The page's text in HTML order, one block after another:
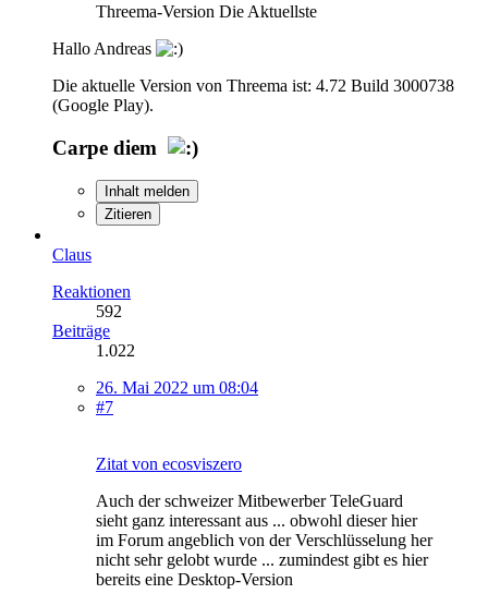
Threema-Version Die Aktuellste
Hallo Andreas
Die aktuelle Version von Threema ist: 4.72 Build 3000738
(Google Play).
Carpe diem
Inhalt melden
Zitieren
Claus
Reaktionen
592
Beiträge
1.022
26. Mai 2022 um 08:04
#7
Zitat von ecosviszero
Auch der schweizer Mitbewerber TeleGuard
sieht ganz interessant aus ... obwohl dieser hier
im Forum angeblich von der Verschlüsselung her
nicht sehr gelobt wurde ... zumindest gibt es hier
bereits eine Desktop-Version